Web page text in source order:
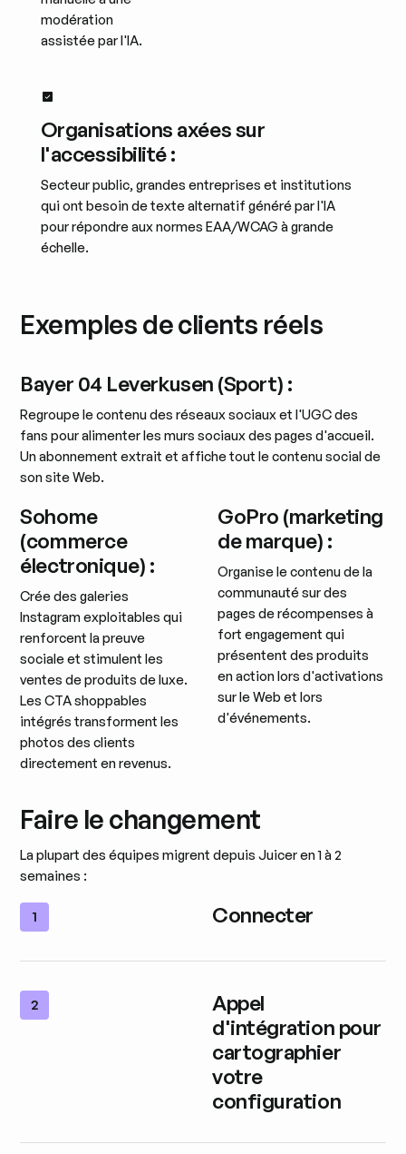
modération
assistée par l'IA.
Organisations axées sur
l'accessibilité :
Secteur public, grandes entreprises et institutions
qui ont besoin de texte alternatif généré par l'IA
pour répondre aux normes EAA/WCAG à grande
échelle.
Exemples de clients réels
Bayer 04 Leverkusen (Sport) :
Regroupe le contenu des réseaux sociaux et l'UGC des
fans pour alimenter les murs sociaux des pages d'accueil.
Un abonnement extrait et affiche tout le contenu social de
son site Web.
Sohome
(commerce
électronique) :
Crée des galeries
Instagram exploitables qui
renforcent la preuve
sociale et stimulent les
ventes de produits de luxe.
Les CTA shoppables
intégrés transforment les
photos des clients
directement en revenus.
GoPro (marketing
de marque) :
Organise le contenu de la
communauté sur des
pages de récompenses à
fort engagement qui
présentent des produits
en action lors d'activations
sur le Web et lors
d'événements.
Faire le changement
La plupart des équipes migrent depuis Juicer en 1 à 2
semaines :
1 Connecter
2
Appel
d'intégration pour
cartographier
votre
configuration